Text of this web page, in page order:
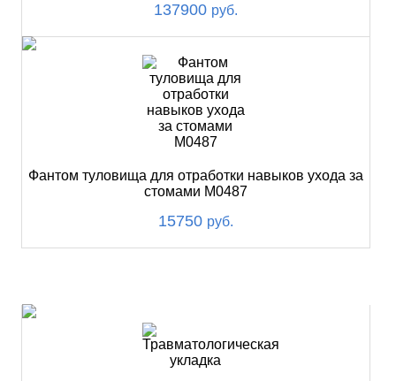
137900 руб.
Фантом туловища для отработки навыков ухода за
стомами М0487
15750 руб.